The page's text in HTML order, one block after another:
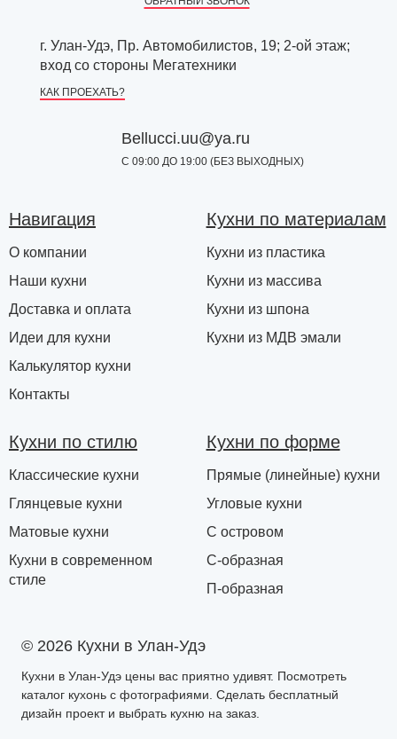
г. Улан-Удэ, Пр. Автомобилистов, 19; 2-ой этаж;
вход со стороны Мегатехники
КАК ПРОЕХАТЬ?
Bellucci.uu@ya.ru
С 09:00 ДО 19:00 (БЕЗ ВЫХОДНЫХ)
© 2026 Кухни в Улан-Удэ
Кухни в Улан-Удэ цены вас приятно удивят. Посмотреть
каталог кухонь с фотографиями. Сделать бесплатный
дизайн проект и выбрать кухню на заказ.
Навигация
О компании
Наши кухни
Доставка и оплата
Идеи для кухни
Калькулятор кухни
Контакты
Кухни по материалам
Кухни из пластика
Кухни из массива
Кухни из шпона
Кухни из МДВ эмали
Кухни по стилю
Классические кухни
Глянцевые кухни
Матовые кухни
Кухни в современном
стиле
Кухни по форме
Прямые (линейные) кухни
Угловые кухни
С островом
С-образная
П-образная